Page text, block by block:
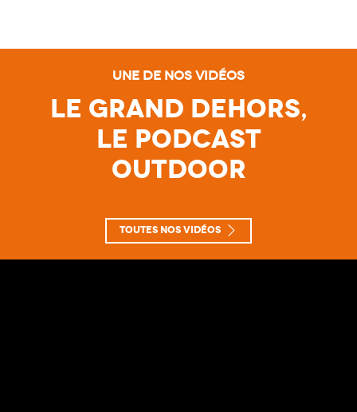
Une de nos vidéos
Le Grand Dehors,
le Podcast
Outdoor
Toutes nos vidéos